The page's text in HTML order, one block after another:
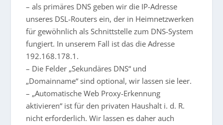
– als primäres DNS geben wir die IP-Adresse
unseres DSL-Routers ein, der in Heimnetzwerken
für gewöhnlich als Schnittstelle zum DNS-System
fungiert. In unserem Fall ist das die Adresse
192.168.178.1.
– Die Felder „Sekundäres DNS“ und
„Domainname“ sind optional, wir lassen sie leer.
– „Automatische Web Proxy-Erkennung
aktivieren“ ist für den privaten Haushalt i. d. R.
nicht erforderlich. Wir lassen es daher auch